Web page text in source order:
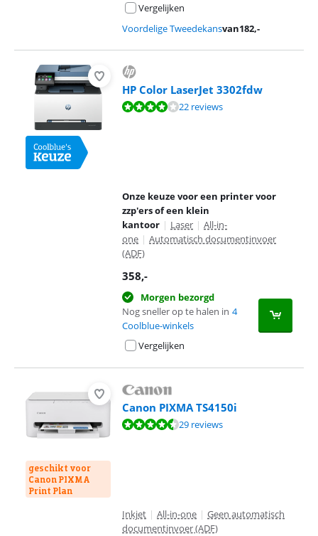
Vergelijken
Voordelige Tweedekansvan182,-
HP Color LaserJet 3302fdw
Beoordeling is 8,3 van de 10, gebaseerd op 22 reviews.
22 reviews
Onze keuze voor een printer voor
zzp'ers of een klein
kantoor | Laser | All-in-
one | Automatisch documentinvoer
(ADF)
358,-
Morgen bezorgd
Nog sneller op te halen in 4
Coolblue-winkels
Vergelijken
geschikt voor
Canon PIXMA
Print Plan
Canon PIXMA TS4150i
Beoordeling is 8,6 van de 10, gebaseerd op 29 reviews.
29 reviews
Inkjet | All-in-one | Geen automatisch
documentinvoer (ADF)